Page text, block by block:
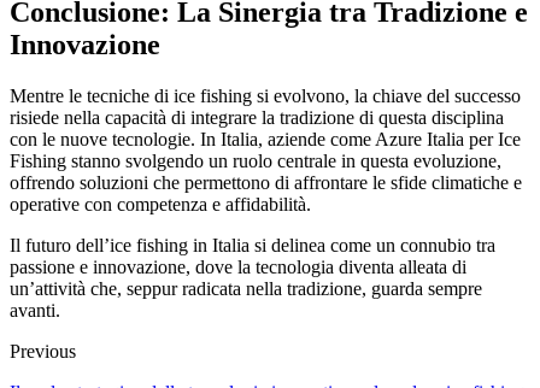
Conclusione: La Sinergia tra Tradizione e
Innovazione
Mentre le tecniche di ice fishing si evolvono, la chiave del successo
risiede nella capacità di integrare la tradizione di questa disciplina
con le nuove tecnologie. In Italia, aziende come Azure Italia per Ice
Fishing stanno svolgendo un ruolo centrale in questa evoluzione,
offrendo soluzioni che permettono di affrontare le sfide climatiche e
operative con competenza e affidabilità.
Il futuro dell’ice fishing in Italia si delinea come un connubio tra
passione e innovazione, dove la tecnologia diventa alleata di
un’attività che, seppur radicata nella tradizione, guarda sempre
avanti.
Previous